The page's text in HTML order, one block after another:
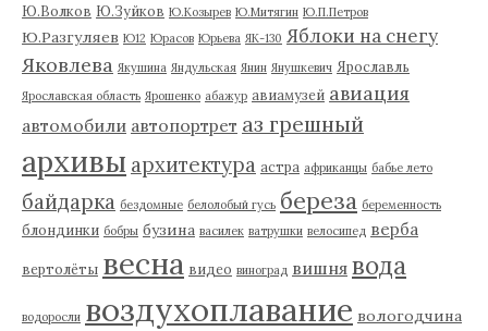
Ю.Волков Ю.Зуйков Ю.Козырев Ю.Митягин Ю.П.Петров
Ю.Разгуляев Ю12 Юрасов Юрьева ЯК-130 Яблоки на снегу
Яковлева Якушина Яндульская Янин Янушкевич Ярославль
Ярославская область Ярошенко абажур авиамузей авиация
автомобили автопортрет аз грешный
архивы архитектура астра африканцы бабье лето
байдарка бездомные белолобый гусь береза беременность
блондинки бобры бузина василек ватрушки велосипед верба
вертолёты весна видео виноград вишня вода
водоросли воздухоплавание вологодчина